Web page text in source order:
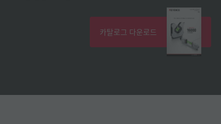
카탈로그 다운로드